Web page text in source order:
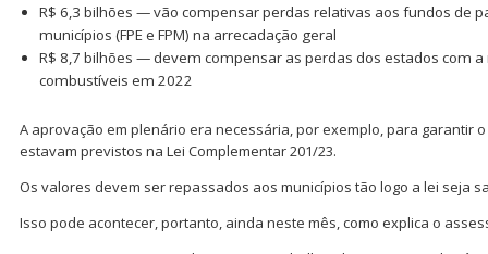
R$ 6,3 bilhões — vão compensar perdas relativas aos fundos de
municípios (FPE e FPM) na arrecadação geral
R$ 8,7 bilhões — devem compensar as perdas dos estados com a
combustíveis em 2022
A aprovação em plenário era necessária, por exemplo, para garantir
estavam previstos na Lei Complementar 201/23.
Os valores devem ser repassados aos municípios tão logo a lei seja
Isso pode acontecer, portanto, ainda neste mês, como explica o